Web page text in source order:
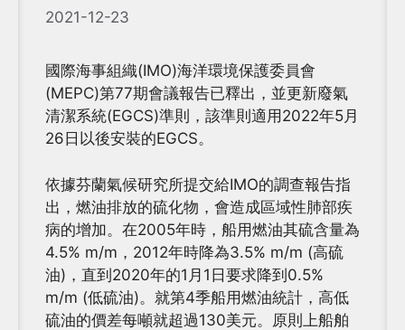
2021-12-23
國際海事組織(IMO)海洋環境保護委員會
(MEPC)第77期會議報告已釋出，並更新廢氣
清潔系統(EGCS)準則，該準則適用2022年5月
26日以後安裝的EGCS。
依據芬蘭氣候研究所提交給IMO的調查報告指
出，燃油排放的硫化物，會造成區域性肺部疾
病的增加。在2005年時，船用燃油其硫含量為
4.5% m/m，2012年時降為3.5% m/m (高硫
油)，直到2020年的1月1日要求降到0.5%
m/m (低硫油)。就第4季船用燃油統計，高低
硫油的價差每噸就超過130美元。原則上船舶